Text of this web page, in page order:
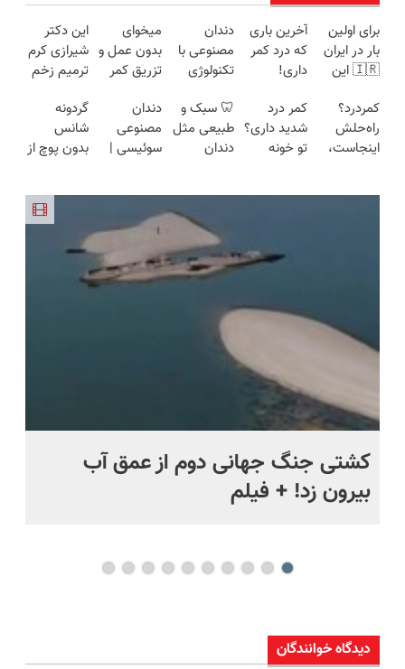
برای اولین
بار در ایران
🇮🇷 این
ترمیم کننده
23 روزه
ساخت!
آخرین باری
که درد کمر
داری!
رو پر کن◖
دندان
مصنوعی با
تکنولوژی
سوئیسی
🇨🇭
میخوای
بدون عمل و
تزریق کمر
شه؟
◂پرسش‌نامه
رو پرکن
این دکتر
شیرازی کرم
ترمیم زخم
ساخت!!!
کمردرد؟
راه‌حلش
اینجاست،
کمر درد
شدید داری؟
تو خونه
🦷 سبک و
طبیعی مثل
دندان
اقساطی 💳
📍 تهران
دندان
مصنوعی
سوئیسی |
ویزیت
رایگان+پرداخت
اقساطی😍
گردونه
شانس
بدون پوچ از
بیت کوین
کشتی‌ جنگ جهانی دوم از عمق آب
بیرون زد! + فیلم
دیدگاه خوانندگان